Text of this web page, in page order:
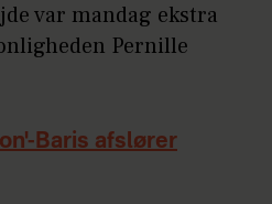
var mandag ekstra
Pernille
Baris afslører